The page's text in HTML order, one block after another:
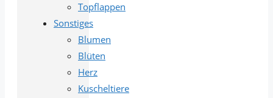
Topflappen
Sonstiges
Blumen
Blüten
Herz
Kuscheltiere